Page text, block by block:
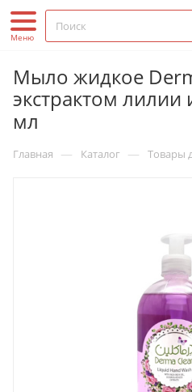
Мыло жидкое
экстрактом лилии
мл
Главная — Каталог — Товары